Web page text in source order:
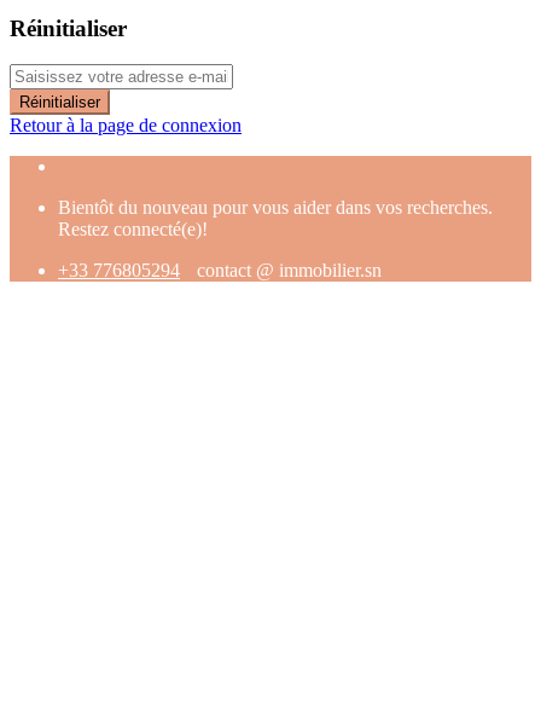
Réinitialiser
Réinitialiser
Retour à la page de connexion
Bientôt du nouveau pour vous aider dans vos recherches.
Restez connecté(e)!
+33 776805294
contact @ immobilier.sn